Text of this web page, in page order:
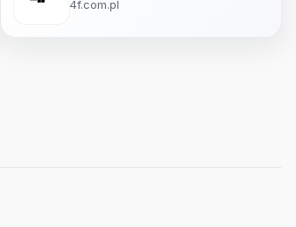
4f.com.pl